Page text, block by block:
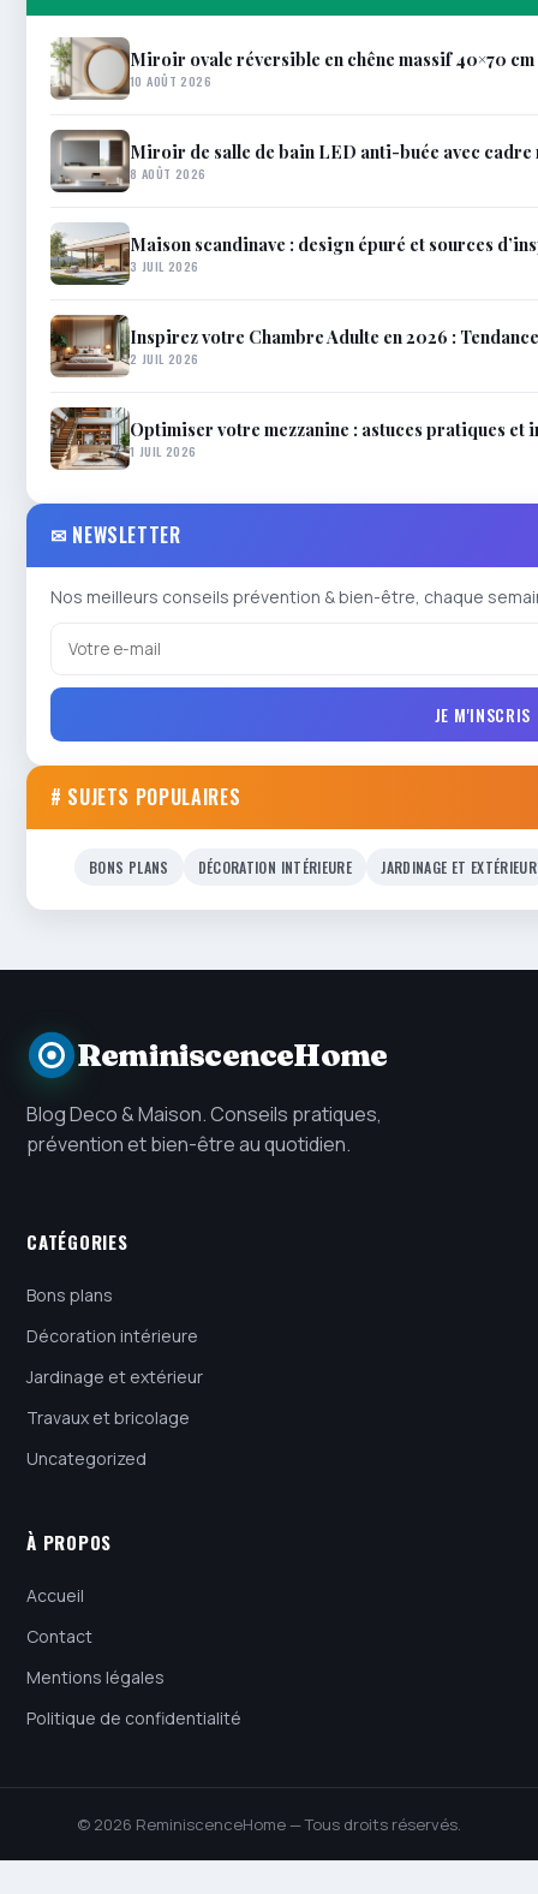
Miroir ovale réversible en chêne massif 40×70
10 AOÛT 2026
Miroir de salle de bain LED anti-buée avec
8 AOÛT 2026
Maison scandinave : design épuré et sources
3 JUIL 2026
Inspirez votre Chambre Adulte en 2026 :
2 JUIL 2026
Optimiser votre mezzanine : astuces pratiques et
1 JUIL 2026
✉ NEWSLETTER
Nos meilleurs conseils prévention & bien-être, chaque
JE M'INSCRIS
# SUJETS POPULAIRES
BONS PLANS DÉCORATION INTÉRIEURE JARDINAGE ET EXTÉRIEUR
ReminiscenceHome
Blog Deco & Maison. Conseils pratiques,
prévention et bien-être au quotidien.
CATÉGORIES
Bons plans
Décoration intérieure
Jardinage et extérieur
Travaux et bricolage
Uncategorized
À PROPOS
Accueil
Contact
Mentions légales
Politique de confidentialité
© 2026 ReminiscenceHome — Tous droits réservés.